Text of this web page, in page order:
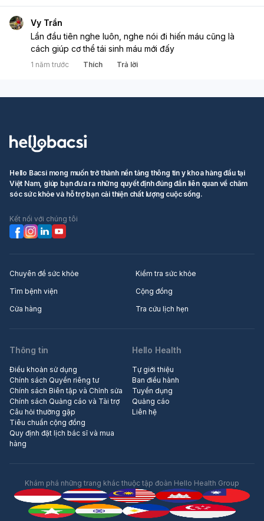
Vy Trần
Lần đầu tiên nghe luôn, nghe nói đi hiến máu cũng là
cách giúp cơ thể tái sinh máu mới đấy
1 năm trước Thích Trả lời
Hello Bacsi mong muốn trở thành nền tảng thông tin y khoa hàng đầu tại
Việt Nam, giúp bạn đưa ra những quyết định đúng đắn liên quan về chăm
sóc sức khỏe và hỗ trợ bạn cải thiện chất lượng cuộc sống.
Kết nối với chúng tôi
Chuyên đề sức khỏe
Kiểm tra sức khỏe
Tìm bệnh viện
Cộng đồng
Cửa hàng
Tra cứu lịch hẹn
Thông tin
Điều khoản sử dụng
Chính sách Quyền riêng tư
Chính sách Biên tập và Chỉnh sửa
Chính sách Quảng cáo và Tài trợ
Câu hỏi thường gặp
Tiêu chuẩn cộng đồng
Quy định đặt lịch bác sĩ và mua
hàng
Hello Health
Tự giới thiệu
Ban điều hành
Tuyển dụng
Quảng cáo
Liên hệ
Khám phá những trang khác thuộc tập đoàn Hello Health Group